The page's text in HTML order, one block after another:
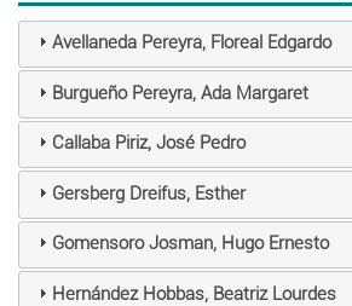
Avellaneda Pereyra, Floreal Edgardo
Burgueño Pereyra, Ada Margaret
Callaba Piriz, José Pedro
Gersberg Dreifus, Esther
Gomensoro Josman, Hugo Ernesto
Hernández Hobbas, Beatriz Lourdes